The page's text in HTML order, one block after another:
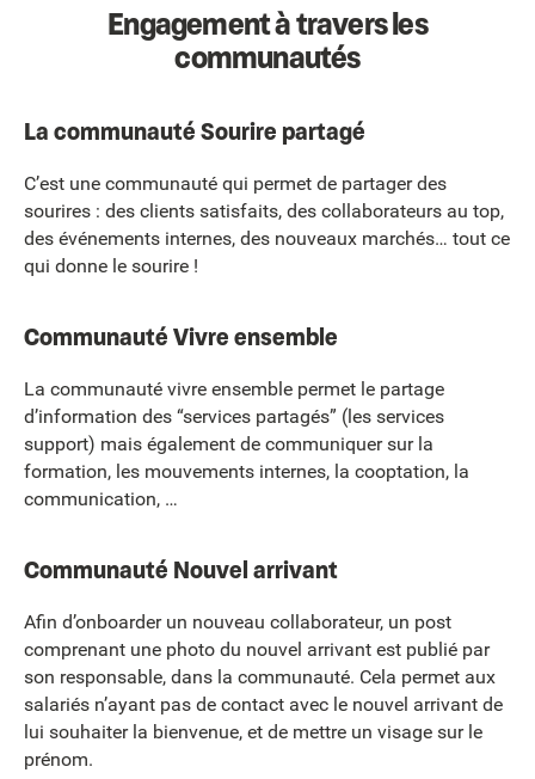
Engagement à travers les
communautés
La communauté Sourire partagé
C’est une communauté qui permet de partager des
sourires : des clients satisfaits, des collaborateurs au top,
des événements internes, des nouveaux marchés… tout ce
qui donne le sourire !
Communauté Vivre ensemble
La communauté vivre ensemble permet le partage
d’information des “services partagés” (les services
support) mais également de communiquer sur la
formation, les mouvements internes, la cooptation, la
communication, …
Communauté Nouvel arrivant
Afin d’onboarder un nouveau collaborateur, un post
comprenant une photo du nouvel arrivant est publié par
son responsable, dans la communauté. Cela permet aux
salariés n’ayant pas de contact avec le nouvel arrivant de
lui souhaiter la bienvenue, et de mettre un visage sur le
prénom.